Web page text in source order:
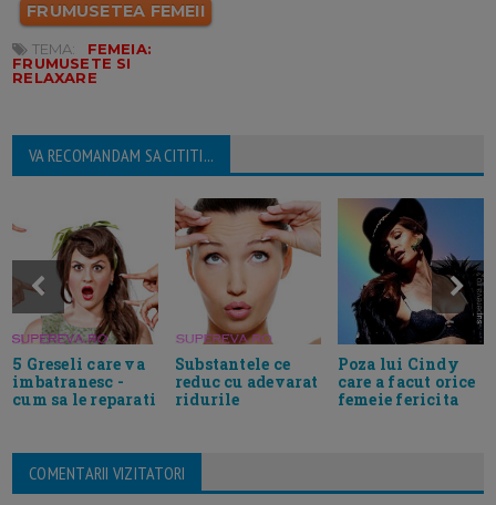
FRUMUSETEA FEMEII
TEMA:
FEMEIA:
FRUMUSETE SI
RELAXARE
VA RECOMANDAM SA CITITI...
5 Greseli care va
imbatranesc -
cum sa le reparati
Substantele ce
reduc cu adevarat
ridurile
Poza lui Cindy
care a facut orice
femeie fericita
COMENTARII VIZITATORI